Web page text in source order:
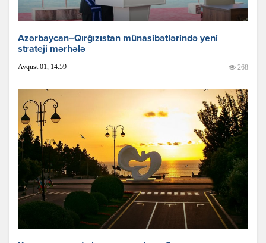
Azərbaycan–Qırğızıstan münasibətlərində yeni
strateji mərhələ
Avqust 01, 14:59 268